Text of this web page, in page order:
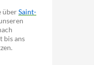
überSaint-
bis ans